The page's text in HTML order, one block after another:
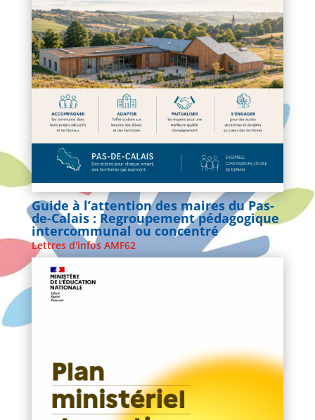
Guide à l’attention des maires du Pas-
de-Calais : Regroupement pédagogique
intercommunal ou concentré
Lettres d'infos AMF62